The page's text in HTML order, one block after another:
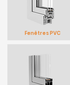
Fenêtres PVC